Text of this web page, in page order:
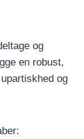
og
en robust,
og